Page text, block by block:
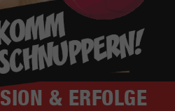
& ERFOLGE